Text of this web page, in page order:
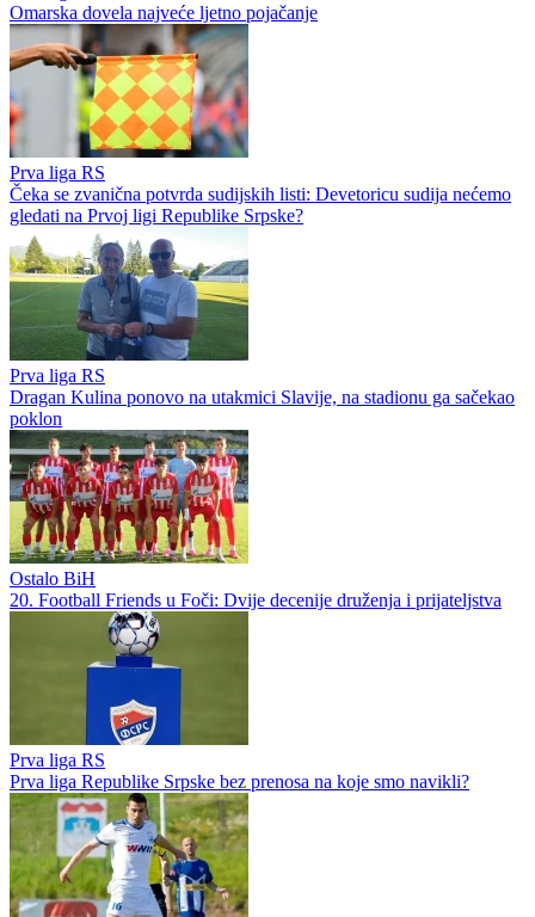
Prva liga RS
Omarska dovela najveće ljetno pojačanje
Prva liga RS
Čeka se zvanična potvrda sudijskih listi: Devetoricu sudija nećemo
gledati na Prvoj ligi Republike Srpske?
Prva liga RS
Dragan Kulina ponovo na utakmici Slavije, na stadionu ga sačekao
poklon
Ostalo BiH
20. Football Friends u Foči: Dvije decenije druženja i prijateljstva
Prva liga RS
Prva liga Republike Srpske bez prenosa na koje smo navikli?